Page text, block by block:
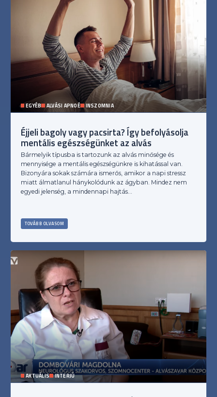
EGYÉB ALVÁSI APNOÉ INSZOMNIA
Éjjeli bagoly vagy pacsirta? Így befolyásolja
mentális egészségünket az alvás
Bármelyik típusba is tartozunk az alvás minősége és
mennyisége a mentális egészségünkre is kihatással van.
Bizonyára sokak számára ismerős, amikor a napi stressz
miatt álmatlanul hánykolódunk az ágyban. Mindez nem
egyedi jelenség, a mindennapi hajtás…
TOVÁBB OLVASOM
AKTUÁLIS INTERJÚ